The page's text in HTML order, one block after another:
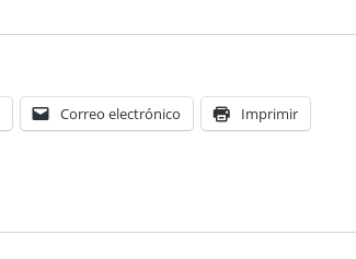
Correo electrónico Imprimir